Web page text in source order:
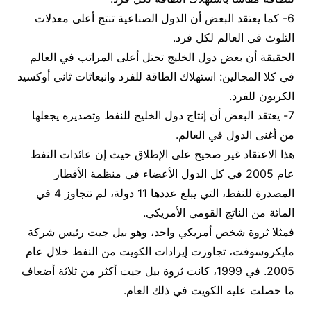
6- كما يعتقد البعض أن الدول الصناعية تنتج أعلى معدلات
التلوث في العالم لكل فرد.
الحقيقة أن بعض دول الخليج تحتل أعلى المراتب في العالم
في كلا المجالين: استهلاك الطاقة للفرد وانبعاثات ثاني أوكسيد
الكربون للفرد.
7- يعتقد البعض أن إنتاج دول الخليج للنفط وتصديره يجعلها
من أغنى الدول في العالم.
هذا الاعتقاد غير صحيح على الإطلاق حيث إن عائدات النفط
عام 2005 في كل الدول الأعضاء في منظمة الأقطار
المصدرة للنفط، التي يبلغ عددها 11 دولة، لم تتجاوز 4 في
المائة من الناتج القومي الأمريكي.
فمثلا ثروة شخص أمريكي واحد، وهو بيل جيت رئيس شركة
مايكروسوفت، تجاوزت إيرادات الكويت من النفط خلال عام
2005. في 1999، كانت ثروة بيل جيت أكثر من ثلاثة أضعاف
ما حصلت عليه الكويت في ذلك العام.